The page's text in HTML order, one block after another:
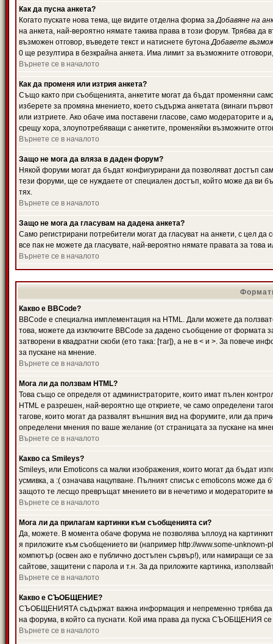
Как да пусна анкета?
Когато пускате нова тема, ще видите отделна форма заДобавяне на
на анкета, най-вероятно нямате такива права в този форум. Трябва да
възможен отговор, въведете текст и натиснете бутонаДобавете
0 ще резултира в безкрайна анкета. Има лимит за възможните
Върнете се в началото
Как да променя или изтрия анкета?
Също както при съобщенията, анкетите могат да бъдат променяни
изберете за промяна мнението, което съдържа анкетата (винаги
или изтриете. Ако обаче има поставени гласове, само модераторите и
срещу хора, злоупотребяващи с анкетите, променяйки възможните
Върнете се в началото
Защо не мога да вляза в даден форум?
Някой форуми могат да бъдат конфигурирани да позволяват достъп
тези форуми, ще се нуждаете от специален достъп, който може да ви
тях.
Върнете се в началото
Защо не мога да гласувам на дадена анкета?
Само регистрирани потребители могат да гласуват на анкети, с цел
все пак не можете да гласувате, най-вероятно нямате правата за това
Върнете се в началото
Какво е BBCode?
BBCode е специална имплементация на HTML. Дали можете да
това, можете да изключите BBCode за дадено съобщение от формата
затворени в квадратни скоби (ето така: [таг]), а не в < и >. За повече
за пускане на мнение.
Върнете се в началото
Мога ли да ползвам HTML?
Това също се определя от администраторите, които имат пълен
HTML е разрешен, най-вероятно ще откриете, че само определени
тагове, които могат да развалят външния вид на форумите, или да
определени мнения по ваше желание (от страницата за пускане на
Върнете се в началото
Какво са Smileys?
Smileys, или Emoticons са малки изображения, които могат да бъдат
усмивка, а :( означава нацупване. Пълният списък с emoticons може да
защото те лесщо превръщат мнението ви в нечетимо и модераторите
Върнете се в началото
Мога ли да прилагам картинки към съобщенията си?
Да, можете. В момента обаче форума не позволява ъплоуд на
я приложите към съобщението ви (например http://www.some-
компютър (освен ако е публично достъпен сървър!), или намиращи се
сайтове, защитени с парола и т.н. За да приложите картинка,
Върнете се в началото
Какво е СЪОБЩЕНИЕ?
СЪОБЩЕНИЯТА съдържат важна информация и непременно трябва да
на форума, в който са пуснати. Кой има права да пуска СЪОБЩЕНИЯ се
Върнете се в началото